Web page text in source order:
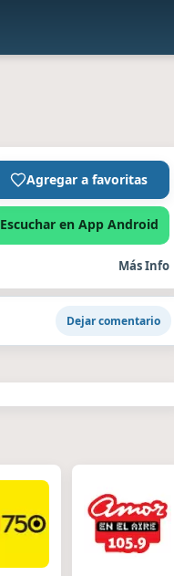
Agregar a favoritas
Escuchar en App Android
Más Info
Dejar comentario